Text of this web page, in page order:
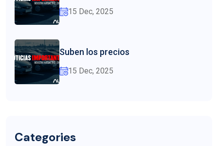
15 Dec, 2025
Suben los precios
15 Dec, 2025
Categories